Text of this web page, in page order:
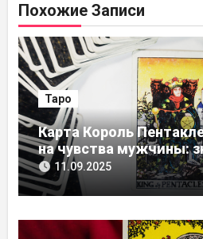
Похожие Записи
Таро
Карта Король
на чувства мужчины:
Таро11.09.2025